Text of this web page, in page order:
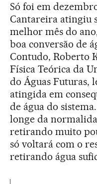
Só foi em
Cantareira atingiu
melhor mês do
boa conversão de
Contudo, Roberto
Física Teórica da
do Águas Futuras,
atingida em
de água do
longe da
retirando muito
só voltará com o
retirando água